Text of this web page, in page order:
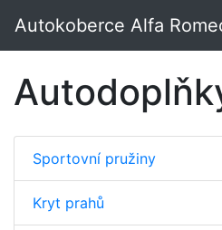
Autokoberce Alfa
Sportovní pružiny
Kryt prahů